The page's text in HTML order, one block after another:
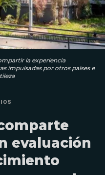
la experiencia
impulsadas por otros países e
evaluación